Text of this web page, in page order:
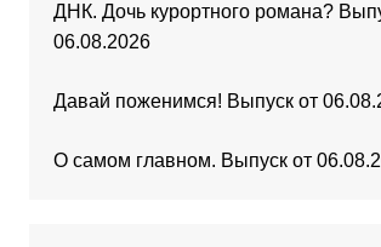
ДНК. Дочь курортного романа?
06.08.2026
Давай поженимся! Выпуск от
О самом главном. Выпуск от